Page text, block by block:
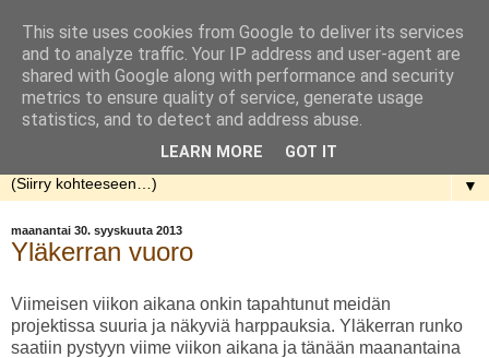
Rakennellen
Nuorenparin taival talon rakentamisen parissa. Aloitusaika
kevät 2013.
▼
maanantai 30. syyskuuta 2013
Yläkerran vuoro
Viimeisen viikon aikana onkin tapahtunut meidän
projektissa suuria ja näkyviä harppauksia. Yläkerran runko
saatiin pystyyn viime viikon aikana ja tänään maanantaina
This site uses cookies from Google to deliver its services
and to analyze traffic. Your IP address and user-agent are
shared with Google along with performance and security
metrics to ensure quality of service, generate usage
statistics, and to detect and address abuse.
LEARN MORE GOT IT